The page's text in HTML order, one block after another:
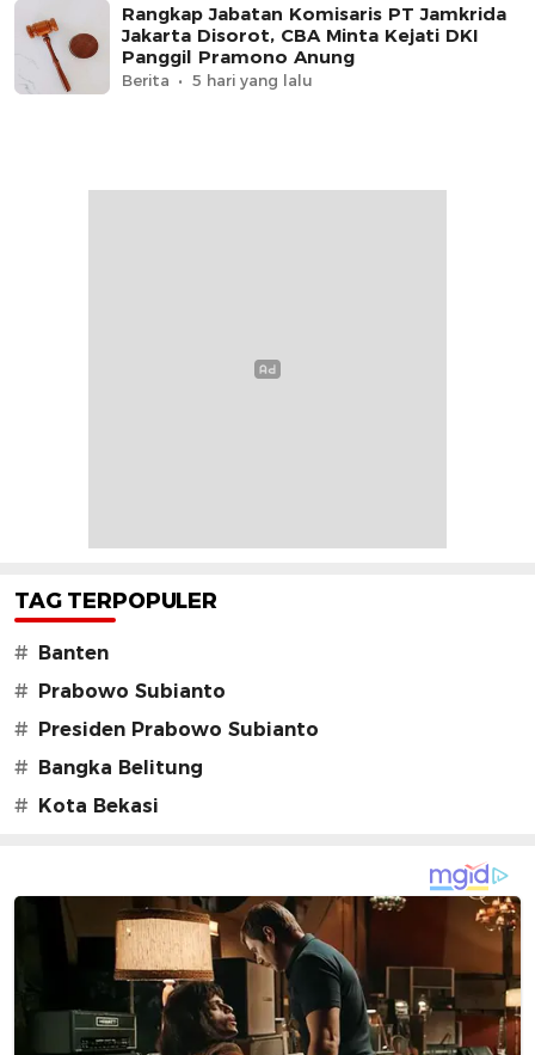
Rangkap Jabatan Komisaris PT Jamkrida
Jakarta Disorot, CBA Minta Kejati DKI
Panggil Pramono Anung
Berita 5 hari yang lalu
TAG TERPOPULER
# Banten
# Prabowo Subianto
# Presiden Prabowo Subianto
# Bangka Belitung
# Kota Bekasi